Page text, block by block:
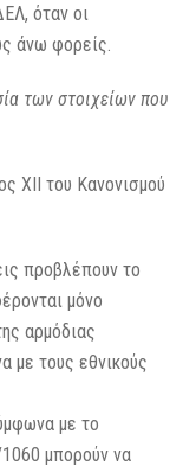
όταν οι
άνω φορείς.
των στοιχείων που
ΧΙΙ του Κανονισμού
προβλέπουν το
μόνο
αρμόδιας
με τους εθνικούς
με το
μπορούν να